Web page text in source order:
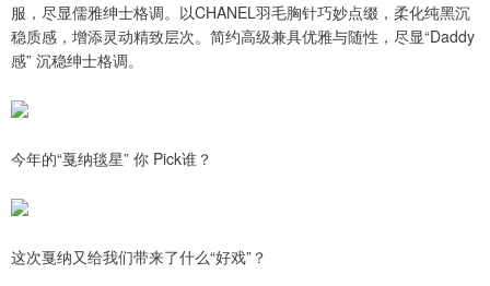
服，尽显儒雅绅士格调。以CHANEL羽毛胸针巧妙点缀，柔化纯黑沉
稳质感，增添灵动精致层次。简约高级兼具优雅与随性，尽显“Daddy
感” 沉稳绅士格调。
今年的“戛纳毯星” 你 Pick谁？
这次戛纳又给我们带来了什么“好戏”？